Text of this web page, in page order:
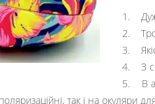
1.
2.
3.
4. З
5. В
так і на окуляри